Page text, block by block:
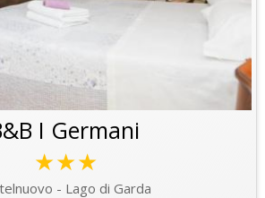
I Germani
★★★
- Lago di Garda